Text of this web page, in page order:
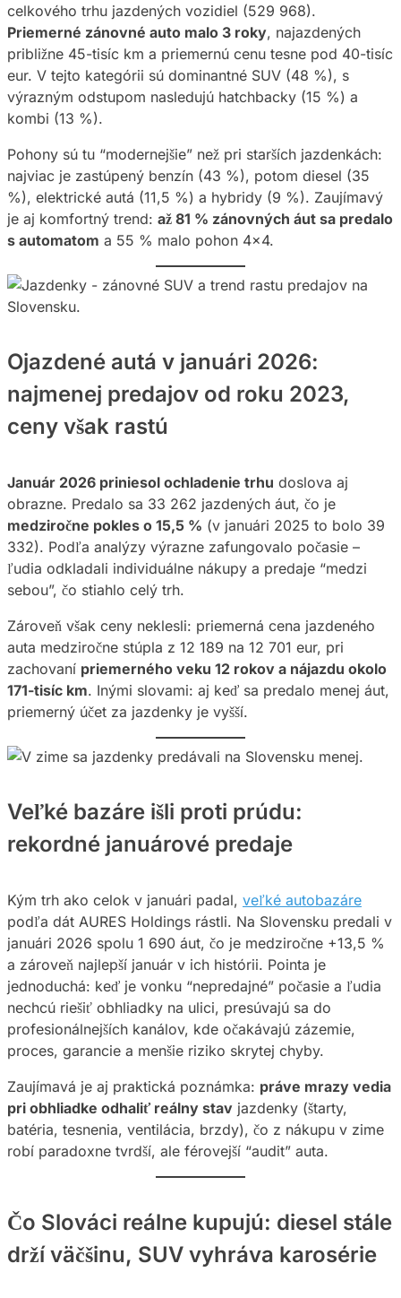
celkového trhu jazdených vozidiel (529 968).
Priemerné zánovné auto malo 3 roky, najazdených
približne 45-tisíc km a priemernú cenu tesne pod 40-tisíc
eur. V tejto kategórii sú dominantné SUV (48 %), s
výrazným odstupom nasledujú hatchbacky (15 %) a
kombi (13 %).
Pohony sú tu “modernejšie” než pri starších jazdenkách:
najviac je zastúpený benzín (43 %), potom diesel (35
%), elektrické autá (11,5 %) a hybridy (9 %). Zaujímavý
je aj komfortný trend: až 81 % zánovných áut sa predalo
s automatom a 55 % malo pohon 4×4.
Ojazdené autá v januári 2026:
najmenej predajov od roku 2023,
ceny však rastú
Január 2026 priniesol ochladenie trhu doslova aj
obrazne. Predalo sa 33 262 jazdených áut, čo je
medziročne pokles o 15,5 % (v januári 2025 to bolo 39
332). Podľa analýzy výrazne zafungovalo počasie –
ľudia odkladali individuálne nákupy a predaje “medzi
sebou”, čo stiahlo celý trh.
Zároveň však ceny neklesli: priemerná cena jazdeného
auta medziročne stúpla z 12 189 na 12 701 eur, pri
zachovaní priemerného veku 12 rokov a nájazdu okolo
171-tisíc km. Inými slovami: aj keď sa predalo menej áut,
priemerný účet za jazdenky je vyšší.
Veľké bazáre išli proti prúdu:
rekordné januárové predaje
Kým trh ako celok v januári padal, veľké autobazáre
podľa dát AURES Holdings rástli. Na Slovensku predali v
januári 2026 spolu 1 690 áut, čo je medziročne +13,5 %
a zároveň najlepší január v ich histórii. Pointa je
jednoduchá: keď je vonku “nepredajné” počasie a ľudia
nechcú riešiť obhliadky na ulici, presúvajú sa do
profesionálnejších kanálov, kde očakávajú zázemie,
proces, garancie a menšie riziko skrytej chyby.
Zaujímavá je aj praktická poznámka: práve mrazy vedia
pri obhliadke odhaliť reálny stav jazdenky (štarty,
batéria, tesnenia, ventilácia, brzdy), čo z nákupu v zime
robí paradoxne tvrdší, ale férovejší “audit” auta.
Čo Slováci reálne kupujú: diesel stále
drží väčšinu, SUV vyhráva karosérie